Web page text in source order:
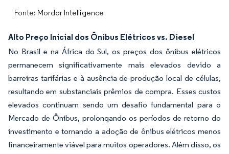
Fonte: Mordor Intelligence
Alto Preço Inicial dos Ônibus Elétricos vs. Diesel
No Brasil e na África do Sul, os preços dos ônibus elétricos
permanecem significativamente mais elevados devido a
barreiras tarifárias e à ausência de produção local de células,
resultando em substanciais prêmios de compra. Esses custos
elevados continuam sendo um desafio fundamental para o
Mercado de Ônibus, prolongando os períodos de retorno do
investimento e tornando a adoção de ônibus elétricos menos
financeiramente viável para muitos operadores. Além disso, os